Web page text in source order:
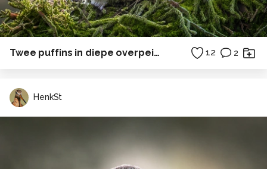
Twee puffins in diepe overpeinzing 12 2
HenkSt